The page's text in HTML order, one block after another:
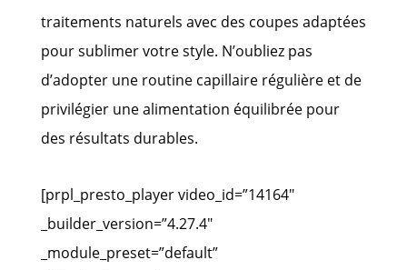
traitements naturels avec des coupes adaptées
pour sublimer votre style. N’oubliez pas
d’adopter une routine capillaire régulière et de
privilégier une alimentation équilibrée pour
des résultats durables.
[prpl_presto_player video_id=”14164″
_builder_version=”4.27.4″
_module_preset=”default”